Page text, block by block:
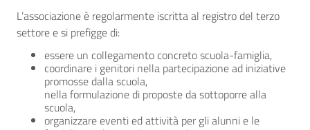
L’associazione è regolarmente iscritta al registro del terzo
settore e si prefigge di:
essere un collegamento concreto scuola-famiglia,
coordinare i genitori nella partecipazione ad iniziative
promosse dalla scuola,
nella formulazione di proposte da sottoporre alla
scuola,
organizzare eventi ed attività per gli alunni e le